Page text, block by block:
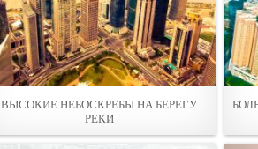
ВЫСОКИЕ НЕБОСКРЕБЫ НА БЕРЕГУ
РЕКИ